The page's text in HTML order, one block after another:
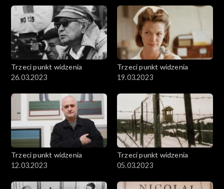
Trzeci punkt widzenia
26.03.2023
Trzeci punkt widzenia
19.03.2023
Trzeci punkt widzenia
12.03.2023
Trzeci punkt widzenia
05.03.2023